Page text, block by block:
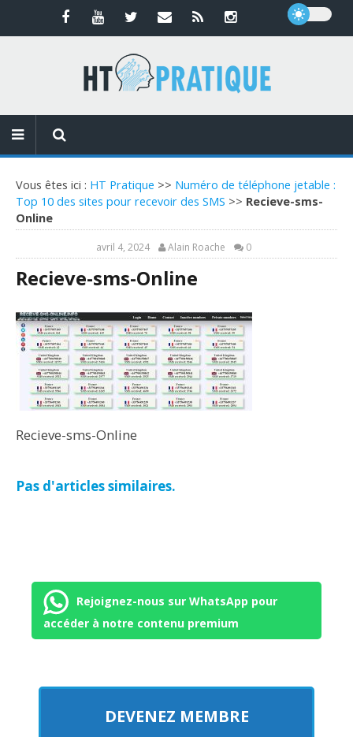
Vous êtes ici : HT Pratique >> Numéro de téléphone jetable :
Top 10 des sites pour recevoir des SMS >> Recieve-sms-
Online
avril 4, 2024 Alain Roache 0
Recieve-sms-Online
Recieve-sms-Online
Pas d'articles similaires.
Rejoignez-nous sur WhatsApp pour
accéder à notre contenu premium
DEVENEZ MEMBRE